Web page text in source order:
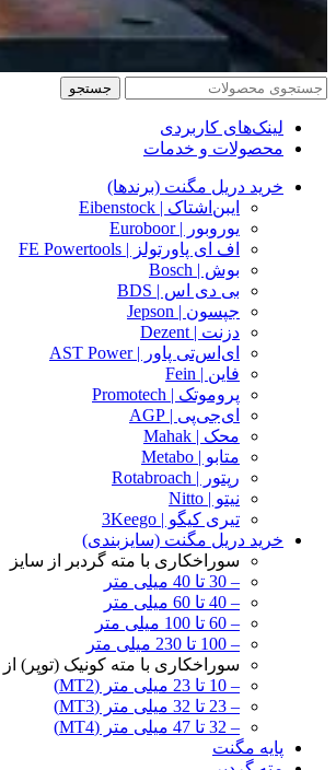
جستجو
لینک‌های کاربردی
محصولات و خدمات
خرید دریل مگنت (برندها)
ایبن‌اشتاک | Eibenstock
یوروبور | Euroboor
اف ای پاورتولز | FE Powertools
بوش | Bosch
بی دی اس | BDS
جپسون | Jepson
دزنت | Dezent
ای‌اس‌تی پاور | AST Power
فاین | Fein
پروموتک | Promotech
ای‌جی‌پی | AGP
محک | Mahak
متابو | Metabo
رپتور | Rotabroach
نیتو | Nitto
تیری کیگو | 3Keego
خرید دریل مگنت (سایزبندی)
سوراخکاری با مته گردبر از سایز
– 30 تا 40 میلی متر
– 40 تا 60 میلی متر
– 60 تا 100 میلی متر
– 100 تا 230 میلی متر
سوراخکاری با مته کونیک (توپر) از
– 10 تا 23 میلی متر (MT2)
– 23 تا 32 میلی متر (MT3)
– 32 تا 47 میلی متر (MT4)
پایه مگنت